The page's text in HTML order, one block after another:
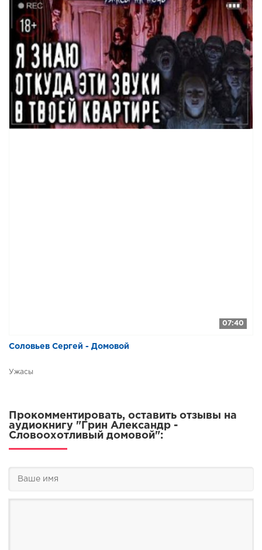
07:40
Соловьев Сергей - Домовой
Ужасы
Прокомментировать, оставить отзывы на
аудиокнигу "Грин Александр -
Словоохотливый домовой":